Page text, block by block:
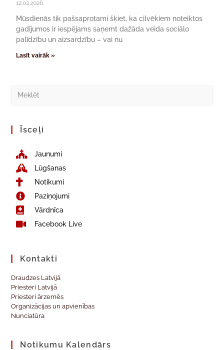
12.02.2026.
Mūsdienās tik pašsaprotami šķiet, ka cilvēkiem noteiktos
gadījumos ir iespējams saņemt dažāda veida sociālo
palīdzību un aizsardzību – vai nu
Lasīt vairāk »
Īsceļi
Jaunumi
Lūgšanas
Notikumi
Paziņojumi
Vārdnīca
Facebook Live
Kontakti
Draudzes Latvijā
Priesteri Latvijā
Priesteri ārzemēs
Organizācijas un apvienības
Nunciatūra
Notikumu Kalendārs